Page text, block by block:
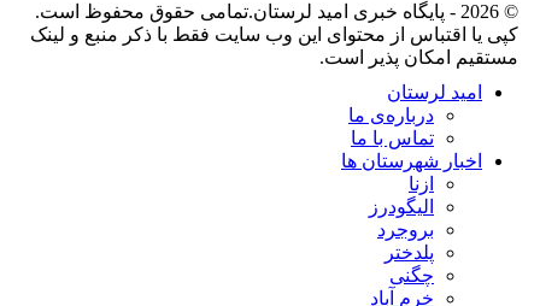
© 2026 - پایگاه خبری اميد لرستان.تمامی حقوق محفوظ است.
کپی یا اقتباس از محتوای این وب سایت فقط با ذکر منبع و لینک
مستقیم امکان پذیر است.
امید لرستان
درباره‌ی ما
تماس با ما
اخبار شهرستان ها
ازنا
الیگودرز
بروجرد
پلدختر
چگنی
خرم آباد